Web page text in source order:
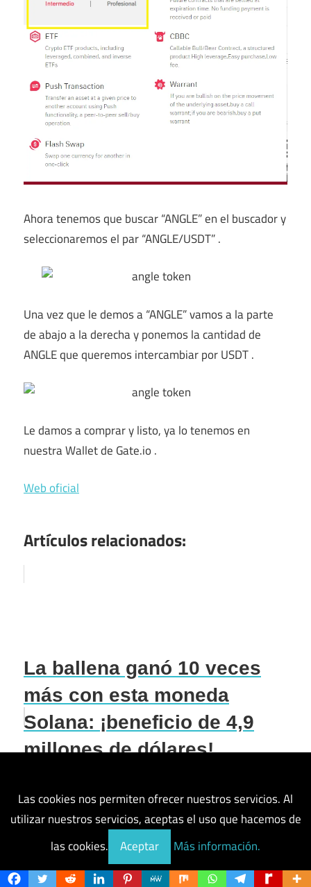
Ahora tenemos que buscar “ANGLE” en el buscador y
seleccionaremos el par “ANGLE/USDT” .
Una vez que le demos a “ANGLE” vamos a la parte
de abajo a la derecha y ponemos la cantidad de
ANGLE que queremos intercambiar por USDT .
Le damos a comprar y listo, ya lo tenemos en
nuestra Wallet de Gate.io .
Web oficial
Artículos relacionados:
La ballena ganó 10 veces
más con esta moneda
Solana: ¡beneficio de 4,9
millones de dólares!
Declaración sobre
Ethereum del inventor de
Cardano: ¿Qué nos depara
Las cookies nos permiten ofrecer nuestros servicios. Al
utilizar nuestros servicios, aceptas el uso que hacemos de
las cookies.
Aceptar Más información.